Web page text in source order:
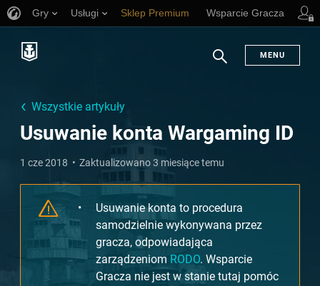
Gry Usługi Sklep Premium Wsparcie Gracza
MENU
Wszystkie artykuły
Usuwanie konta Wargaming ID
1 cze 2018 Zaktualizowano 3 miesiące temu
Usuwanie konta to procedura
samodzielnie wykonywana przez
gracza, odpowiadająca
zarządzeniom RODO. Wsparcie
Gracza nie jest w stanie tutaj pomóc